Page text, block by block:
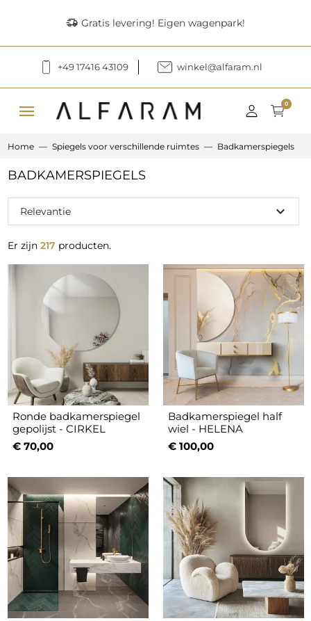
delivery_truck_speed Gratis levering! Eigen wagenpark!
+49 17416 43109 winkel@alfaram.nl
menu 0
Home Spiegels voor verschillende ruimtes Badkamerspiegels
BADKAMERSPIEGELS
Er zijn 217 producten.
Relevantie expand_more
Ronde badkamerspiegel
gepolijst - CIRKEL
€ 70,00
Badkamerspiegel half
wiel - HELENA
€ 100,00